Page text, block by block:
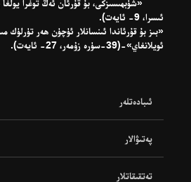
ئىسرا، 9- ئايەت).
«بىز بۇ قۇرئاندا ئىنسانلار ئۈچۈن ھەر تۈرلۈك
ئويلانغاي»-(39-سۈرە زۇمەر، 27- ئايەت).
ئىبادەتلەر
پەتىۋالار
تەتقىقاتلار